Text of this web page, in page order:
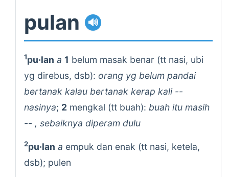
pulan 🔊
1pu·lan a 1 belum masak benar (tt nasi, ubi
yg direbus, dsb): orang yg belum pandai
bertanak kalau bertanak kerap kali --
nasinya; 2 mengkal (tt buah): buah itu masih
-- , sebaiknya diperam dulu
2pu·lan a empuk dan enak (tt nasi, ketela,
dsb); pulen